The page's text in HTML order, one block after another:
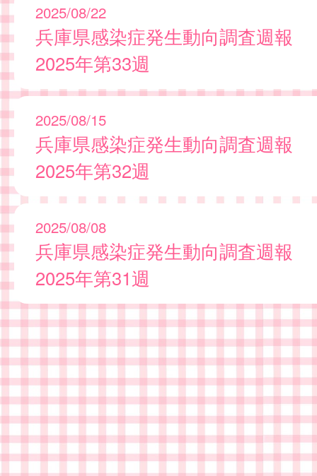
2025/08/22
兵庫県感染症発生動向調査週報
2025年第33週
2025/08/15
兵庫県感染症発生動向調査週報
2025年第32週
2025/08/08
兵庫県感染症発生動向調査週報
2025年第31週